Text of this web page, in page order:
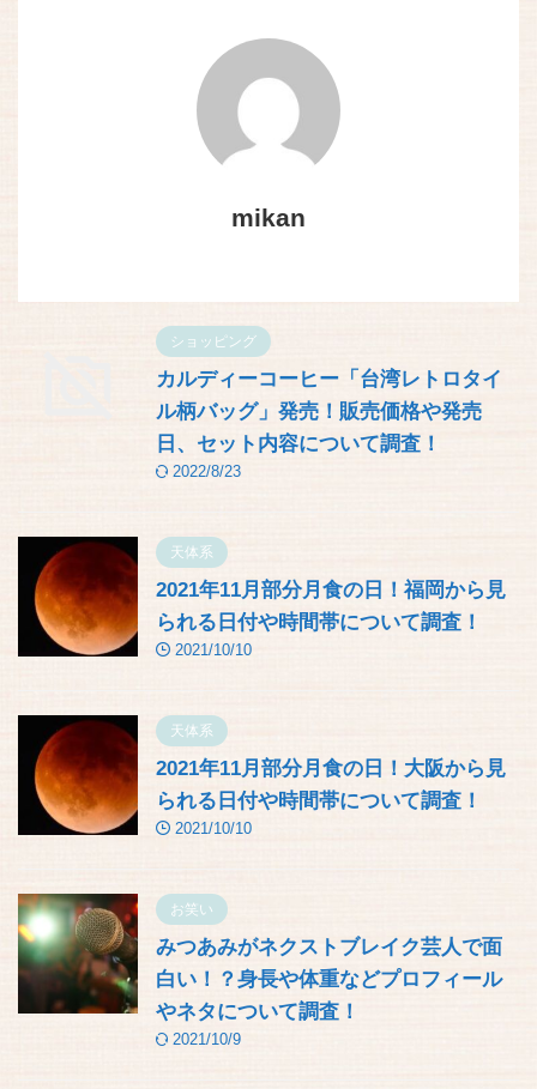
mikan
ショッピング
カルディーコーヒー「台湾レトロタイ
ル柄バッグ」発売！販売価格や発売
日、セット内容について調査！
2022/8/23
天体系
2021年11月部分月食の日！福岡から見
られる日付や時間帯について調査！
2021/10/10
天体系
2021年11月部分月食の日！大阪から見
られる日付や時間帯について調査！
2021/10/10
お笑い
みつあみがネクストブレイク芸人で面
白い！？身長や体重などプロフィール
やネタについて調査！
2021/10/9